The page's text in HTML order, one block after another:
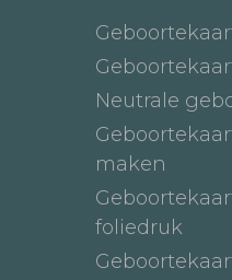
Neutrale
maken
foliedruk